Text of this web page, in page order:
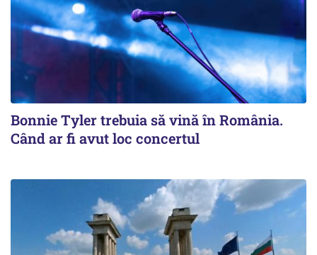
Bonnie Tyler trebuia să vină în România.
Când ar fi avut loc concertul